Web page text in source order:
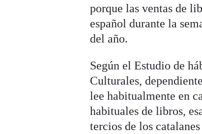
porque las ventas de
español durante la
del año.
Según el Estudio de
Culturales,
lee habitualmente en
habituales de libros,
tercios de los